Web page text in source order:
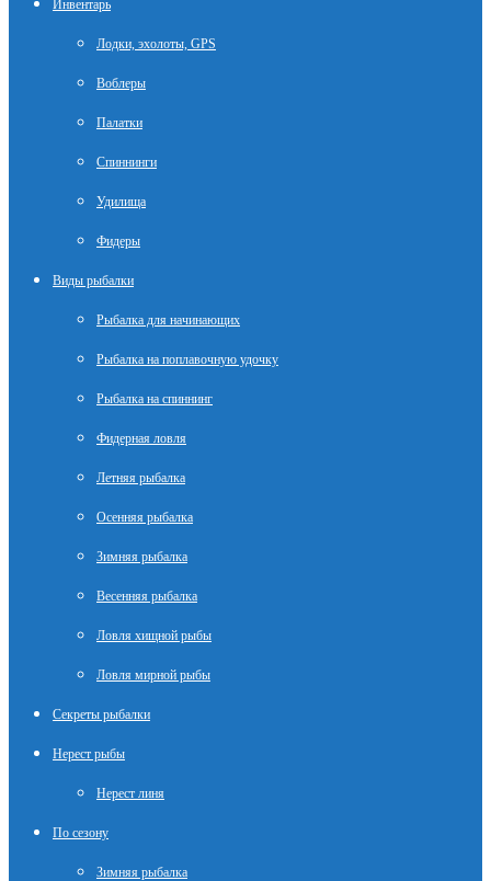
Инвентарь
Лодки, эхолоты, GPS
Воблеры
Палатки
Спиннинги
Удилища
Фидеры
Виды рыбалки
Рыбалка для начинающих
Рыбалка на поплавочную удочку
Рыбалка на спиннинг
Фидерная ловля
Летняя рыбалка
Осенняя рыбалка
Зимняя рыбалка
Весенняя рыбалка
Ловля хищной рыбы
Ловля мирной рыбы
Секреты рыбалки
Нерест рыбы
Нерест линя
По сезону
Зимняя рыбалка